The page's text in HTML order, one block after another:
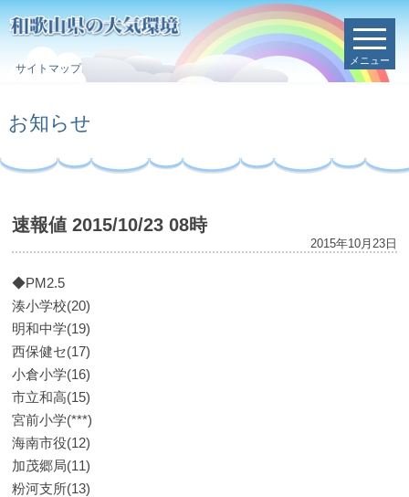
サイトマップ
メニュー
お知らせ
速報値 2015/10/23 08時
2015年10月23日
◆PM2.5
湊小学校(20)
明和中学(19)
西保健セ(17)
小倉小学(16)
市立和高(15)
宮前小学(***)
海南市役(12)
加茂郷局(11)
粉河支所(13)